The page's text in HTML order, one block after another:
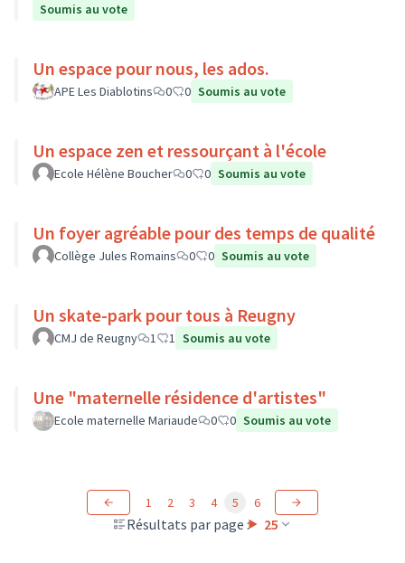
Soumis au vote
Un espace pour nous, les ados.
APE Les Diablotins 0 0 Soumis au vote
Un espace zen et ressourçant à l'école
Ecole Hélène Boucher 0 0 Soumis au vote
Un foyer agréable pour des temps de qualité
Collège Jules Romains 0 0 Soumis au vote
Un skate-park pour tous à Reugny
CMJ de Reugny 1 1 Soumis au vote
Une "maternelle résidence d'artistes"
Ecole maternelle Mariaude 0 0 Soumis au vote
Résultats par page : 25
1 2 3 4 5 6